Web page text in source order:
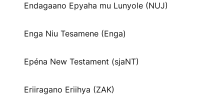
Endagaano Epyaha mu Lunyole (NUJ)
Enga Niu Tesamene (Enga)
Epéna New Testament (sjaNT)
Eriiragano Eriihya (ZAK)